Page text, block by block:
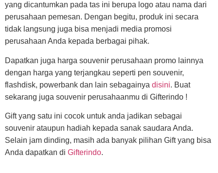
yang dicantumkan pada tas ini berupa logo atau nama dari
perusahaan pemesan. Dengan begitu, produk ini secara
tidak langsung juga bisa menjadi media promosi
perusahaan Anda kepada berbagai pihak.
Dapatkan juga harga souvenir perusahaan promo lainnya
dengan harga yang terjangkau seperti pen souvenir,
flashdisk, powerbank dan lain sebagainya disini. Buat
sekarang juga souvenir perusahaanmu di Gifterindo !
Gift yang satu ini cocok untuk anda jadikan sebagai
souvenir ataupun hadiah kepada sanak saudara Anda.
Selain jam dinding, masih ada banyak pilihan Gift yang bisa
Anda dapatkan di Gifterindo.